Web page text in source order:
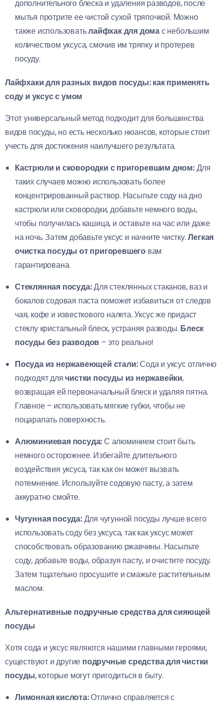
дополнительного блеска и удаления разводов, после
мытья протрите ее чистой сухой тряпочкой. Можно
также использоватьлайфхак для домас небольшим
количеством уксуса, смочив им тряпку и протерев
посуду.
Лайфхаки для разных видов посуды: как применять
соду и уксус с умом
Этот универсальный метод подходит для большинства
видов посуды, но есть несколько нюансов, которые стоит
учесть для достижения наилучшего результата.
Кастрюли и сковородки с пригоревшим дном:Для
таких случаев можно использовать более
концентрированный раствор. Насыпьте соду на дно
кастрюли или сковородки, добавьте немного воды,
чтобы получилась кашица, и оставьте на час или даже
на ночь. Затем добавьте уксус и начните чистку.Легкая
очистка посуды от пригоревшего вам
гарантирована.
Стеклянная посуда:Для стеклянных стаканов, ваз и
бокалов содовая паста поможет избавиться от следов
чая, кофе и известкового налета. Уксус же придаст
стеклу кристальный блеск, устраняя разводы. Блеск
посуды без разводов – это реально!
Посуда из нержавеющей стали:Сода и уксус отлично
подходят длячистки посуды из нержавейки,
возвращая ей первоначальный блеск и удаляя пятна.
Главное – использовать мягкие губки, чтобы не
поцарапать поверхность.
Алюминиевая посуда:С алюминием стоит быть
немного осторожнее. Избегайте длительного
воздействия уксуса, так как он может вызвать
потемнение. Используйте содовую пасту, а затем
аккуратно смойте.
Чугунная посуда:Для чугунной посуды лучше всего
использовать соду без уксуса, так как уксус может
способствовать образованию ржавчины. Насыпьте
соду, добавьте воды, образуя пасту, и очистите посуду.
Затем тщательно просушите и смажьте растительным
маслом.
Альтернативные подручные средства для сияющей
посуды
Хотя сода и уксус являются нашими главными героями,
существуют и другие подручные средства для чистки
посуды, которые могут пригодиться в быту.
Лимонная кислота:Отлично справляется с